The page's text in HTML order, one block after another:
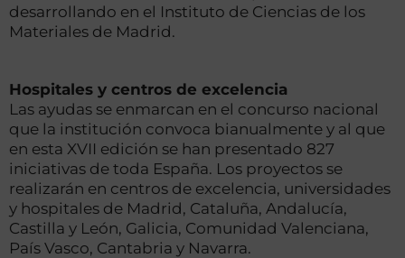
desarrollando en el Instituto de Ciencias de los
Materiales de Madrid.
Hospitales y centros de excelencia
Las ayudas se enmarcan en el concurso nacional
que la institución convoca bianualmente y al que
en esta XVII edición se han presentado 827
iniciativas de toda España. Los proyectos se
realizarán en centros de excelencia, universidades
y hospitales de Madrid, Cataluña, Andalucía,
Castilla y León, Galicia, Comunidad Valenciana,
País Vasco, Cantabria y Navarra.